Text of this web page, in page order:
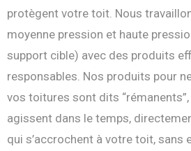
protègent votre toit. Nous
moyenne pression et haute
support cible) avec des produits
responsables. Nos produits pour
vos toitures sont dits “rémanents”,
agissent dans le temps,
qui s’accrochent à votre toit, sans